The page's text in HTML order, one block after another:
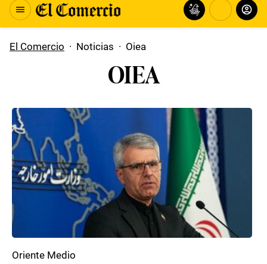
El Comercio · Noticias · Oiea
OIEA
Oriente Medio